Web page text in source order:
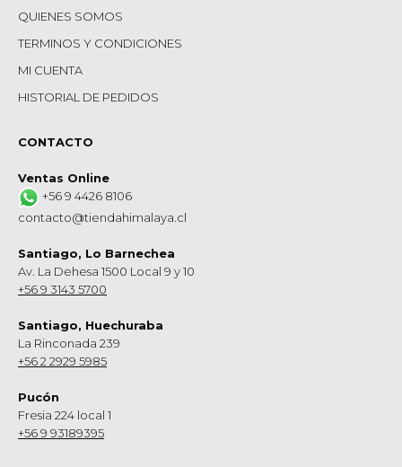
QUIENES SOMOS
TERMINOS Y CONDICIONES
MI CUENTA
HISTORIAL DE PEDIDOS
CONTACTO
Ventas Online
+56 9 4426 8106
contacto@tiendahimalaya.cl
Santiago, Lo Barnechea
Av. La Dehesa 1500 Local 9 y 10
+56 9 3143 5700
Santiago, Huechuraba
La Rinconada 239
+56 2 2929 5985
Pucón
Fresia 224 local 1
+56 9 93189395